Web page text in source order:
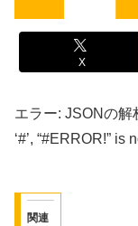
X
エラー: JSONの
‘#’, “#ERROR!” is
関連